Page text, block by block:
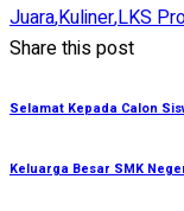
Juara,Kuliner,LKS
Share this post
Selamat Kepada Calon
Keluarga Besar SMK